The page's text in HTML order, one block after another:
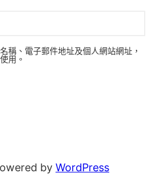
稱、電子郵件地址及個人網站網址，
用。
by WordPress